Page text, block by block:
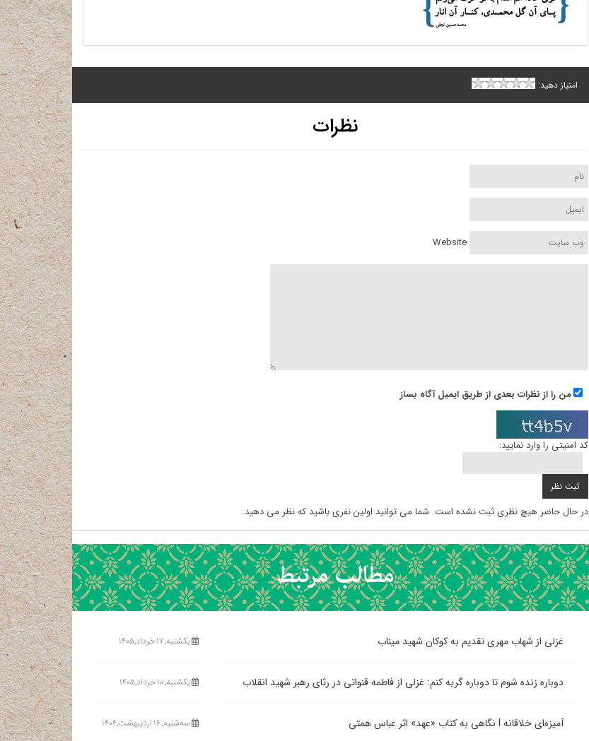
امتیاز دهید:
نظرات
Website
من را از نظرات بعدی از طریق ایمیل آگاه بساز
کد امنیتی را وارد نمایید:
در حال حاضر هیچ نظری ثبت نشده است. شما می توانید اولین نفری باشید که نظر می دهید.
غزلی از شهاب مهری تقدیم به کوکان شهید میناب یکشنبه, ۱۷ خرداد,۱۴۰۵
دوباره زنده شوم تا دوباره گریه کنم: غزلی از فاطمه قنواتی در رثای رهبر شهید انقلاب یکشنبه, ۱۰ خرداد,۱۴۰۵
آمیزه‌ای خلاقانه l نگاهی به کتاب «عهد» اثر عباس همتی ﺳﻪشنبه, ۱۶ اردیبهشت,۱۴۰۴